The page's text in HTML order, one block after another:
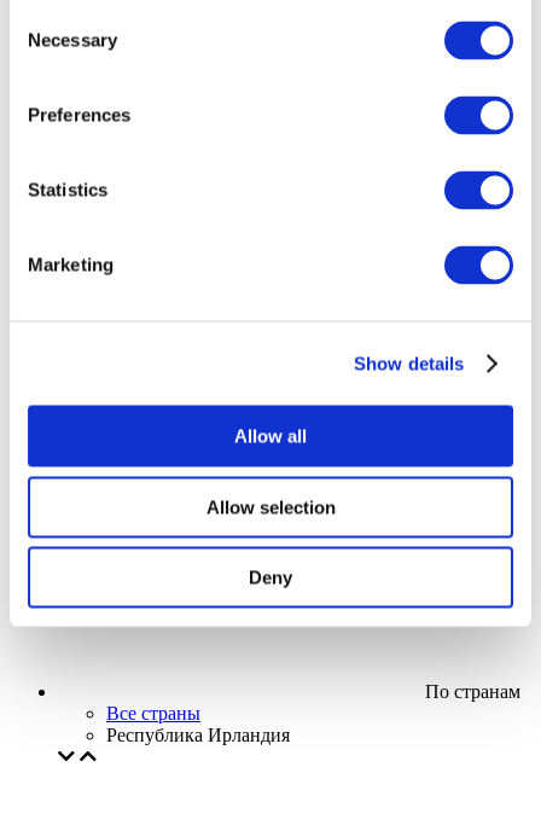
Selection
Necessary
Preferences
Statistics
Marketing
Show details
Allow all
Allow selection
Deny
Творческий вечер
Наше спецпредложение
Применить
По странам
Все страны
Республика Ирландия